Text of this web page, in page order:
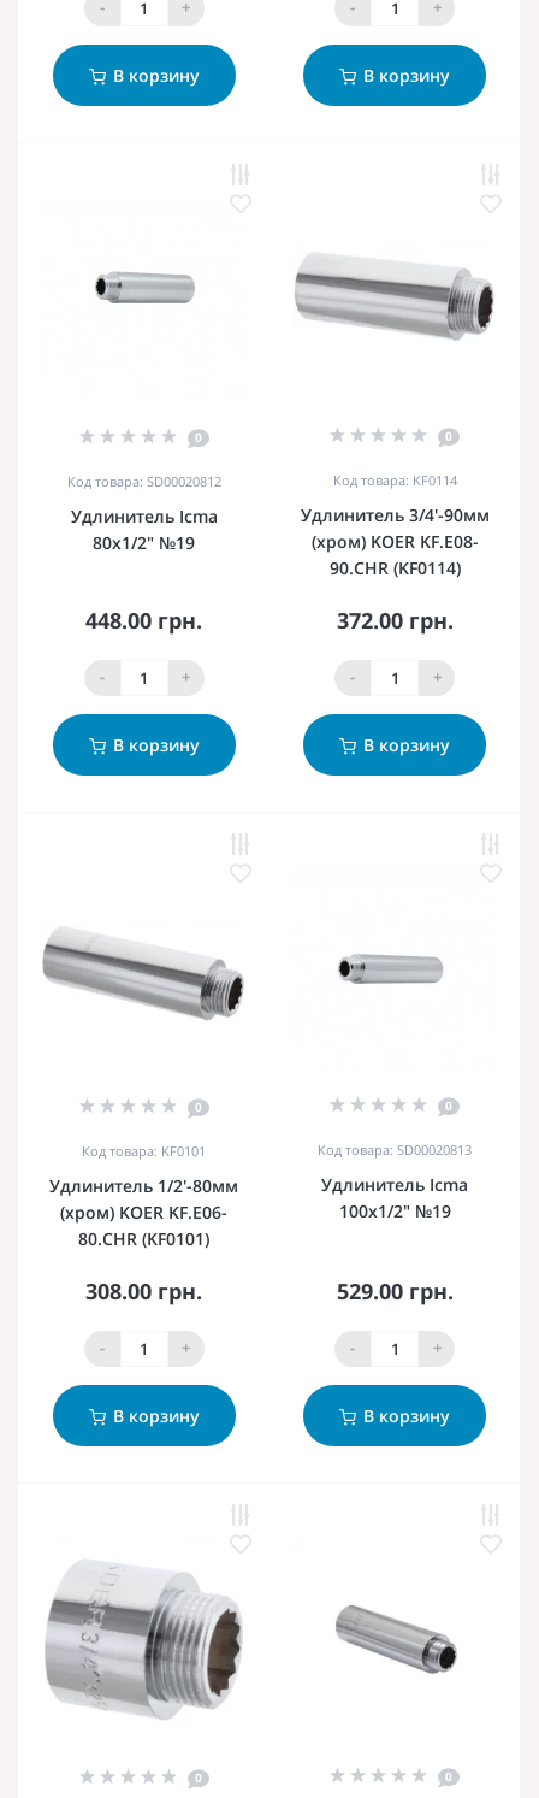
- +
В корзину
- +
В корзину
0
Код товара: SD00020812
Удлинитель Icma
80х1/2" №19
448.00 грн.
- +
В корзину
0
Код товара: KF0114
Удлинитель 3/4'-90мм
(хром) KOER KF.E08-
90.CHR (KF0114)
372.00 грн.
- +
В корзину
0
Код товара: KF0101
Удлинитель 1/2'-80мм
(хром) KOER KF.E06-
80.CHR (KF0101)
308.00 грн.
- +
В корзину
0
Код товара: SD00020813
Удлинитель Icma
100х1/2" №19
529.00 грн.
- +
В корзину
0 0